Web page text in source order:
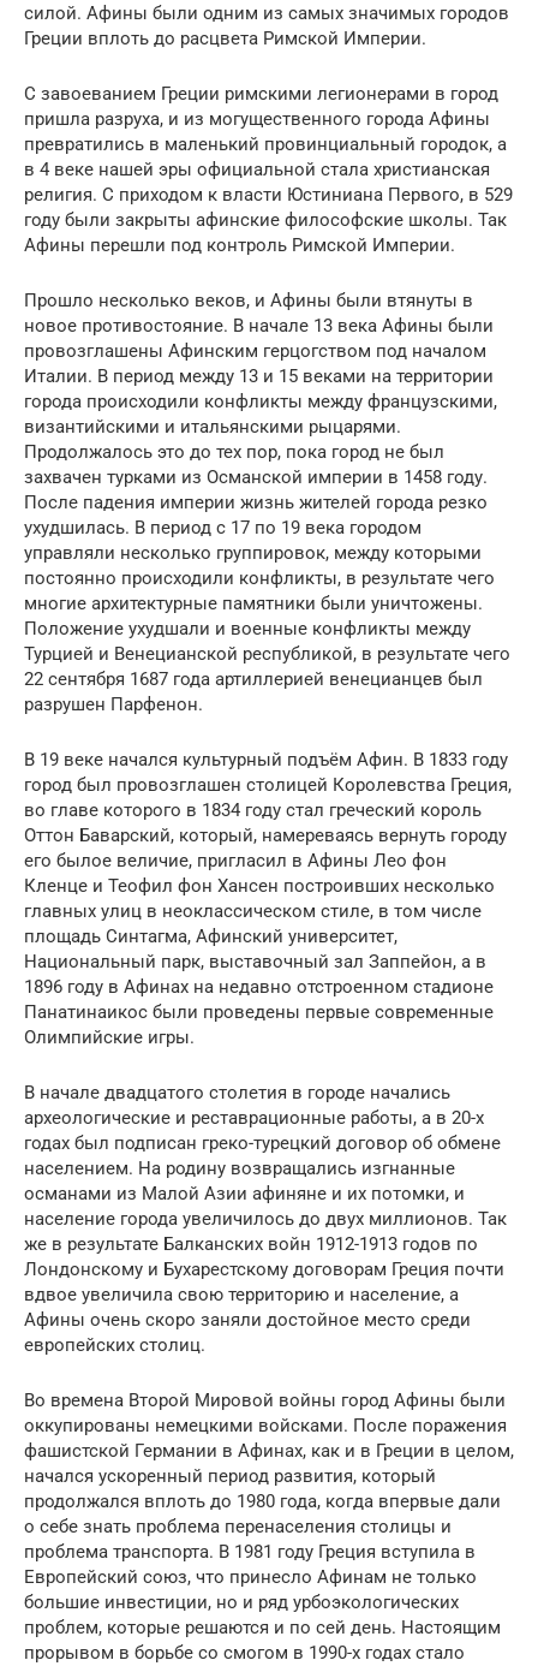
силой. Афины были одним из самых значимых городов
Греции вплоть до расцвета Римской Империи.
С завоеванием Греции римскими легионерами в город
пришла разруха, и из могущественного города Афины
превратились в маленький провинциальный городок, а
в 4 веке нашей эры официальной стала христианская
религия. С приходом к власти Юстиниана Первого, в 529
году были закрыты афинские философские школы. Так
Афины перешли под контроль Римской Империи.
Прошло несколько веков, и Афины были втянуты в
новое противостояние. В начале 13 века Афины были
провозглашены Афинским герцогством под началом
Италии. В период между 13 и 15 веками на территории
города происходили конфликты между французскими,
византийскими и итальянскими рыцарями.
Продолжалось это до тех пор, пока город не был
захвачен турками из Османской империи в 1458 году.
После падения империи жизнь жителей города резко
ухудшилась. В период с 17 по 19 века городом
управляли несколько группировок, между которыми
постоянно происходили конфликты, в результате чего
многие архитектурные памятники были уничтожены.
Положение ухудшали и военные конфликты между
Турцией и Венецианской республикой, в результате чего
22 сентября 1687 года артиллерией венецианцев был
разрушен Парфенон.
В 19 веке начался культурный подъём Афин. В 1833 году
город был провозглашен столицей Королевства Греция,
во главе которого в 1834 году стал греческий король
Оттон Баварский, который, намереваясь вернуть городу
его былое величие, пригласил в Афины Лео фон
Кленце и Теофил фон Хансен построивших несколько
главных улиц в неоклассическом стиле, в том числе
площадь Синтагма, Афинский университет,
Национальный парк, выставочный зал Заппейон, а в
1896 году в Афинах на недавно отстроенном стадионе
Панатинаикос были проведены первые современные
Олимпийские игры.
В начале двадцатого столетия в городе начались
археологические и реставрационные работы, а в 20-х
годах был подписан греко-турецкий договор об обмене
населением. На родину возвращались изгнанные
османами из Малой Азии афиняне и их потомки, и
население города увеличилось до двух миллионов. Так
же в результате Балканских войн 1912-1913 годов по
Лондонскому и Бухарестскому договорам Греция почти
вдвое увеличила свою территорию и население, а
Афины очень скоро заняли достойное место среди
европейских столиц.
Во времена Второй Мировой войны город Афины были
оккупированы немецкими войсками. После поражения
фашистской Германии в Афинах, как и в Греции в целом,
начался ускоренный период развития, который
продолжался вплоть до 1980 года, когда впервые дали
о себе знать проблема перенаселения столицы и
проблема транспорта. В 1981 году Греция вступила в
Европейский союз, что принесло Афинам не только
большие инвестиции, но и ряд урбоэкологических
проблем, которые решаются и по сей день. Настоящим
прорывом в борьбе со смогом в 1990-х годах стало